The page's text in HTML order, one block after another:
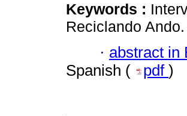
Keywords :
Reciclando Ando.
· abstract in
Spanish (
pdf )